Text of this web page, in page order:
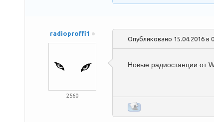
radioproffi1
2560
Опубликовано 15.04.2016 в
Новые радиостанции от